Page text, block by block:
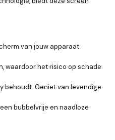
van jouw apparaat
waardoor het risico op schade
behoudt. Geniet van levendige
bubbelvrije en naadloze